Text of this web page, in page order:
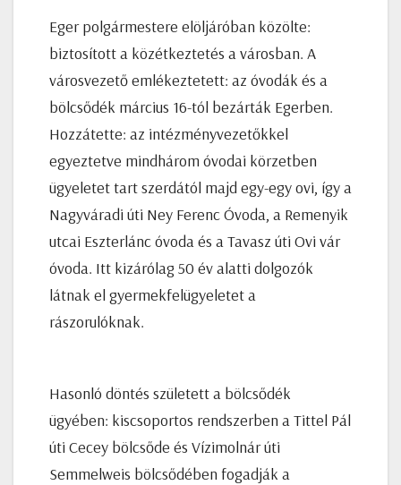
Eger polgármestere elöljáróban közölte:
biztosított a közétkeztetés a városban. A
városvezető emlékeztetett: az óvodák és a
bölcsődék március 16-tól bezárták Egerben.
Hozzátette: az intézményvezetőkkel
egyeztetve mindhárom óvodai körzetben
ügyeletet tart szerdától majd egy-egy ovi, így a
Nagyváradi úti Ney Ferenc Óvoda, a Remenyik
utcai Eszterlánc óvoda és a Tavasz úti Ovi vár
óvoda. Itt kizárólag 50 év alatti dolgozók
látnak el gyermekfelügyeletet a
rászorulóknak.
Hasonló döntés született a bölcsődék
ügyében: kiscsoportos rendszerben a Tittel Pál
úti Cecey bölcsőde és Vízimolnár úti
Semmelweis bölcsődében fogadják a